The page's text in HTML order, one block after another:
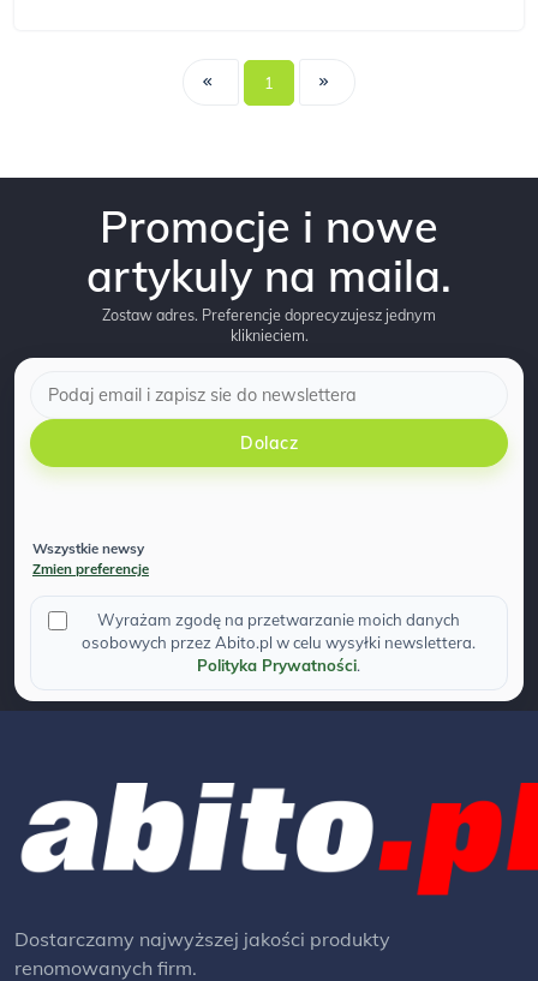
1
Promocje i nowe
artykuly na maila.
Zostaw adres. Preferencje doprecyzujesz jednym
kliknieciem.
Dolacz
Wszystkie newsy
Zmien preferencje
Wyrażam zgodę na przetwarzanie moich danych
osobowych przez Abito.pl w celu wysyłki newslettera.
Polityka Prywatności.
Dostarczamy najwyższej jakości produkty
renomowanych firm.